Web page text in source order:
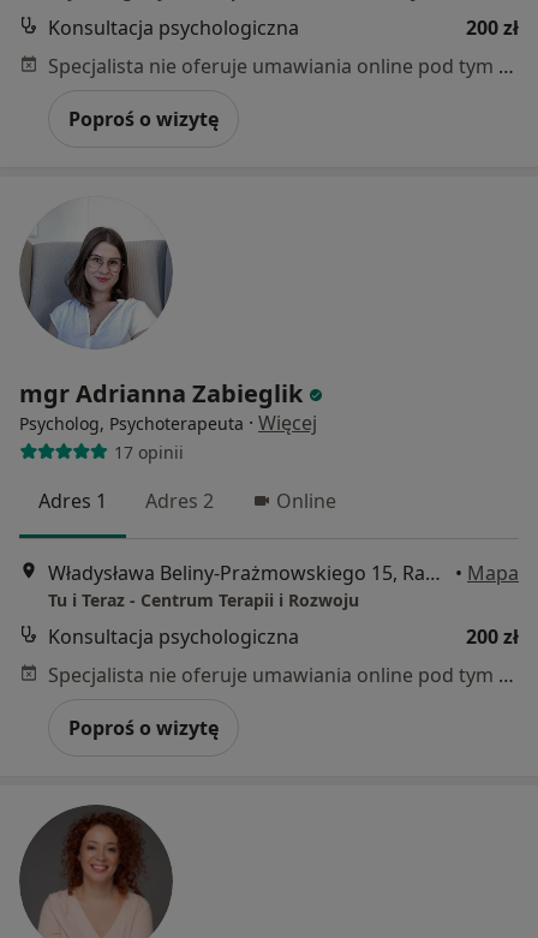
Konsultacja psychologiczna
200 zł
Specjalista nie oferuje umawiania online pod tym adresem.
Poproś o wizytę
mgr Adrianna Zabieglik
Psycholog, Psychoterapeuta · Więcej
17 opinii
Adres 1 Adres 2 Online
Władysława Beliny-Prażmowskiego 15, Radom • Mapa
Tu i Teraz - Centrum Terapii i Rozwoju
Konsultacja psychologiczna
200 zł
Specjalista nie oferuje umawiania online pod tym adresem.
Poproś o wizytę